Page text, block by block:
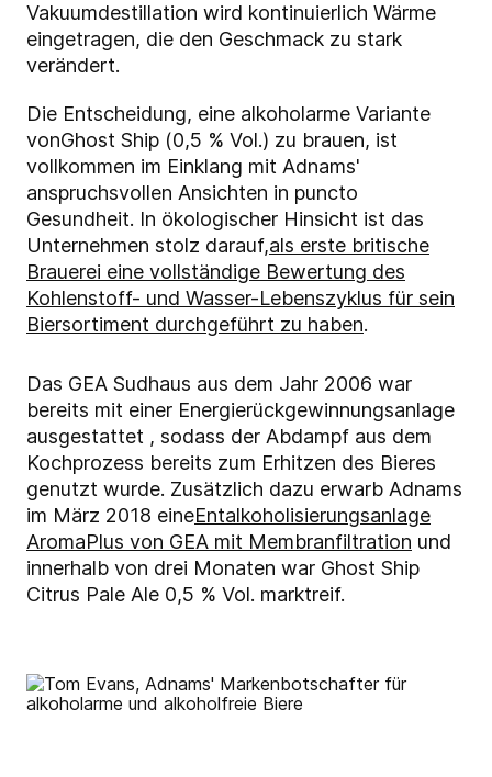
Vakuumdestillation wird kontinuierlich Wärme
eingetragen, die den Geschmack zu stark
verändert.
Die Entscheidung, eine alkoholarme Variante
vonGhost Ship (0,5 % Vol.) zu brauen, ist
vollkommen im Einklang mit Adnams'
anspruchsvollen Ansichten in puncto
Gesundheit. In ökologischer Hinsicht ist das
Unternehmen stolz darauf,als erste britische
Brauerei eine vollständige Bewertung des
Kohlenstoff- und Wasser-Lebenszyklus für sein
Biersortiment durchgeführt zu haben.
Das GEA Sudhaus aus dem Jahr 2006 war
bereits mit einer Energierückgewinnungsanlage
ausgestattet , sodass der Abdampf aus dem
Kochprozess bereits zum Erhitzen des Bieres
genutzt wurde. Zusätzlich dazu erwarb Adnams
im März 2018 eineEntalkoholisierungsanlage
AromaPlus von GEA mit Membranfiltration und
innerhalb von drei Monaten war Ghost Ship
Citrus Pale Ale 0,5 % Vol. marktreif.